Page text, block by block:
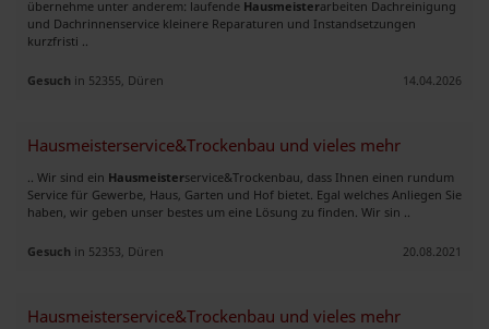
übernehme unter anderem: laufende Hausmeisterarbeiten Dachreinigung
und Dachrinnenservice kleinere Reparaturen und Instandsetzungen
kurzfristi ..
Gesuch in 52355, Düren 14.04.2026
Hausmeisterservice&Trockenbau und vieles mehr
.. Wir sind ein Hausmeisterservice&Trockenbau, dass Ihnen einen rundum
Service für Gewerbe, Haus, Garten und Hof bietet. Egal welches Anliegen Sie
haben, wir geben unser bestes um eine Lösung zu finden. Wir sin ..
Gesuch in 52353, Düren 20.08.2021
Hausmeisterservice&Trockenbau und vieles mehr